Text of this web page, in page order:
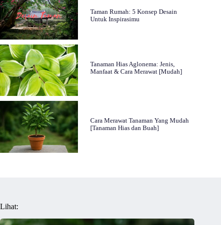
Taman Rumah: 5 Konsep Desain
Untuk Inspirasimu
Tanaman Hias Aglonema: Jenis,
Manfaat & Cara Merawat [Mudah]
Cara Merawat Tanaman Yang Mudah
[Tanaman Hias dan Buah]
Lihat: